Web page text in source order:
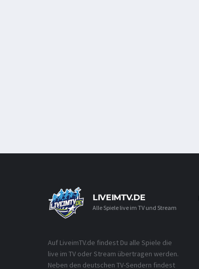
LIVEIMTV.DE
Alle Spiele live im TV und Stream
Auf LiveimTV.de findest Du alle Spiele die
live im TV oder Stream übertragen werden.
Neben den deutschen TV-Sendern findest